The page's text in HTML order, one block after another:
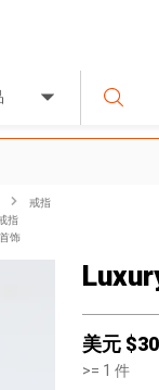
戒指
指
饰
美元 $
>= 1 件